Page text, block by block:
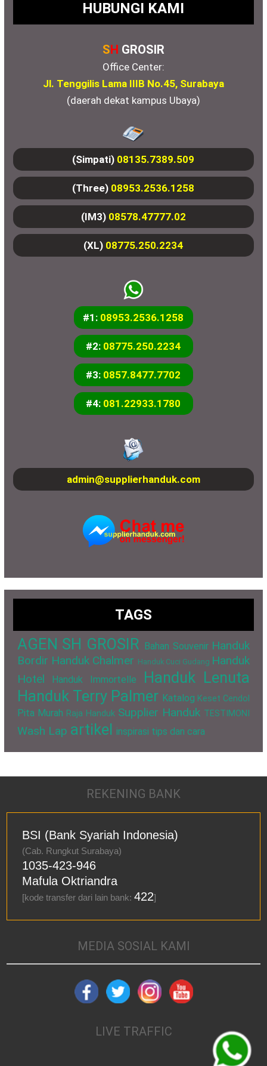
HUBUNGI KAMI
SH GROSIR
Office Center:
Jl. Tenggilis Lama IIIB No.45, Surabaya
(daerah dekat kampus Ubaya)
(Simpati) 08135.7389.509
(Three) 08953.2536.1258
(IM3) 08578.47777.02
(XL) 08775.250.2234
#1: 08953.2536.1258
#2: 08775.250.2234
#3: 0857.8477.7702
#4: 081.22933.1780
admin@supplierhanduk.com
TAGS
AGEN SH GROSIR Bahan Souvenir Handuk
Bordir Handuk Chalmer Handuk Cuci Gudang Handuk
Hotel
Handuk Immortelle
Handuk Lenuta
Handuk Terry Palmer Katalog Keset Cendol
Pita Murah Raja Handuk Supplier Handuk TESTIMONI
Wash Lap artikel inspirasi tips dan cara
REKENING BANK
BSI (Bank Syariah Indonesia)
(Cab. Rungkut Surabaya)
1035-423-946
Mafula Oktriandra
[kode transfer dari lain bank:422]
MEDIA SOSIAL KAMI
LIVE TRAFFIC